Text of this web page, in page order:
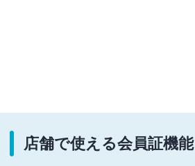
店舗で使える会員証機能